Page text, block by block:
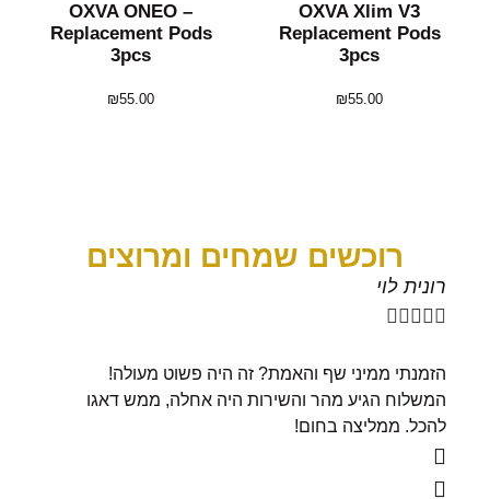
OXVA Xlim V3
Replacement Pods
3pcs
₪55.00
OXVA ONEO –
Replacement Pods
3pcs
₪55.00
רוכשים שמחים ומרוצים
רונית לוי
    
הזמנתי ממיני שף והאמת? זה היה פשוט מעולה!
המשלוח הגיע מהר והשירות היה אחלה, ממש דאגו
להכל. ממליצה בחום!